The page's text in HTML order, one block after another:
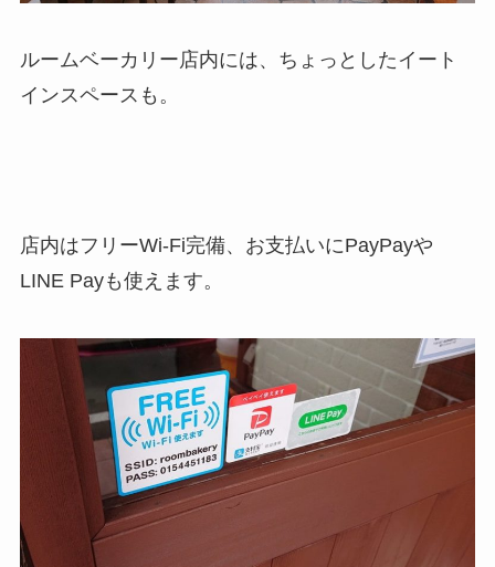
ルームベーカリー店内には、ちょっとしたイート
インスペースも。
店内はフリーWi-Fi完備、お支払いにPayPayや
LINE Payも使えます。